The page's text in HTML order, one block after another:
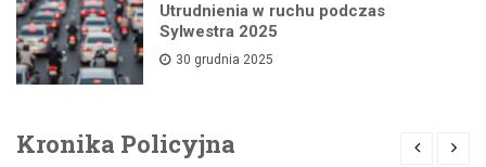
Utrudnienia w ruchu podczas
Sylwestra 2025
30 grudnia 2025
Kronika Policyjna